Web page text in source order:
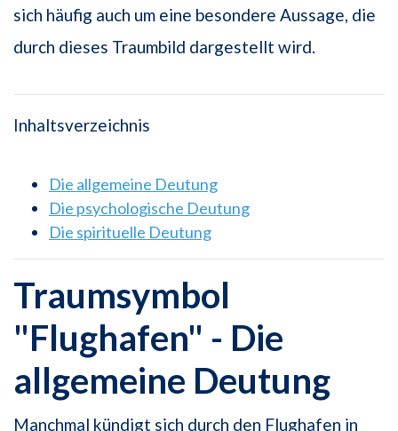
sich häufig auch um eine besondere Aussage, die
durch dieses Traumbild dargestellt wird.
Inhaltsverzeichnis
Die allgemeine Deutung
Die psychologische Deutung
Die spirituelle Deutung
Traumsymbol
"Flughafen" - Die
allgemeine Deutung
Manchmal kündigt sich durch den Flughafen in